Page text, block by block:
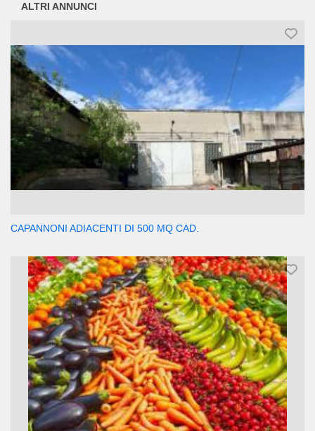
ALTRI ANNUNCI
CAPANNONI ADIACENTI DI 500 MQ CAD.